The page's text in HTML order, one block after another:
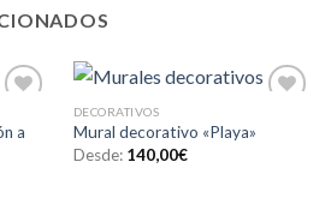
a la
a
DECORATIVOS
Mural decorativo «Playa»
Desde: 140,00€